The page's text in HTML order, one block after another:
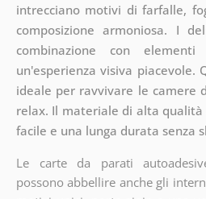
intrecciano motivi di farfalle,
composizione armoniosa. I
combinazione con elementi
un'esperienza visiva piacevole.
ideale per ravvivare le camere
relax. Il materiale di alta qualità
facile e una lunga durata senza
Le carte da parati
possono abbellire anche gli